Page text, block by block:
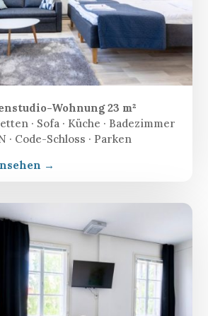
Wohnung 23 m²
· Sofa · Küche · Badezimmer
· Code-Schloss · Parken
→